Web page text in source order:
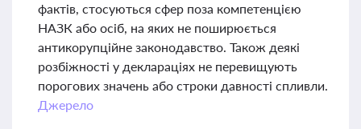
фактів, стосуються сфер поза компетенцією
НАЗК або осіб, на яких не поширюється
антикорупційне законодавство. Також деякі
розбіжності у деклараціях не перевищують
порогових значень або строки давності спливли.
Джерело